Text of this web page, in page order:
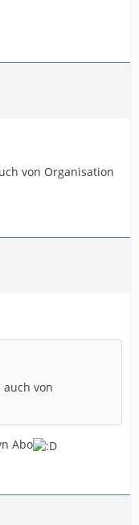
von Organisation
auch von
Abo